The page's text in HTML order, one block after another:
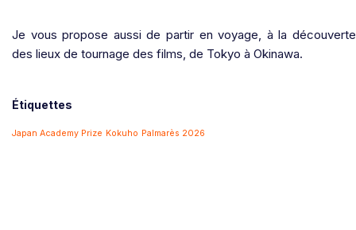
Je vous propose aussi de partir en voyage, à la découverte
des lieux de tournage des films, de Tokyo à Okinawa.
Étiquettes
Japan Academy Prize Kokuho Palmarès 2026